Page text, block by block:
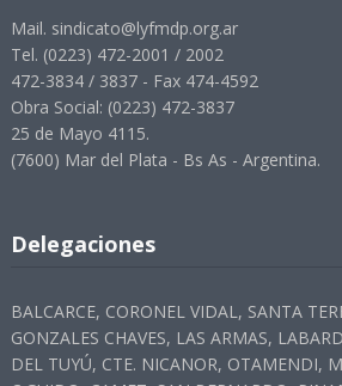
Mail. sindicato@lyfmdp.org.ar
Tel. (0223) 472-2001 / 2002
472-3834 / 3837 - Fax 474-4592
Obra Social: (0223) 472-3837
25 de Mayo 4115.
(7600) Mar del Plata - Bs As - Argentina.
Delegaciones
BALCARCE, CORONEL VIDAL, SANTA
GONZALES CHAVES, LAS ARMAS,
DEL TUYÚ, CTE. NICANOR, OTAMENDI,